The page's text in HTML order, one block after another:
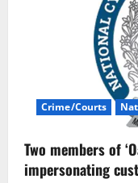
Crime/Courts
Two members of
impersonating